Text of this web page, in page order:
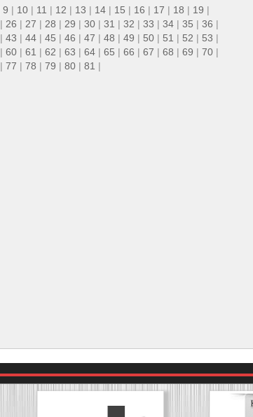
9 | 10 | 11 | 12 | 13 | 14 | 15 | 16 | 17 | 18 | 19 |
| 26 | 27 | 28 | 29 | 30 | 31 | 32 | 33 | 34 | 35 | 36 |
| 43 | 44 | 45 | 46 | 47 | 48 | 49 | 50 | 51 | 52 | 53 |
| 60 | 61 | 62 | 63 | 64 | 65 | 66 | 67 | 68 | 69 | 70 |
| 77 | 78 | 79 | 80 | 81 |